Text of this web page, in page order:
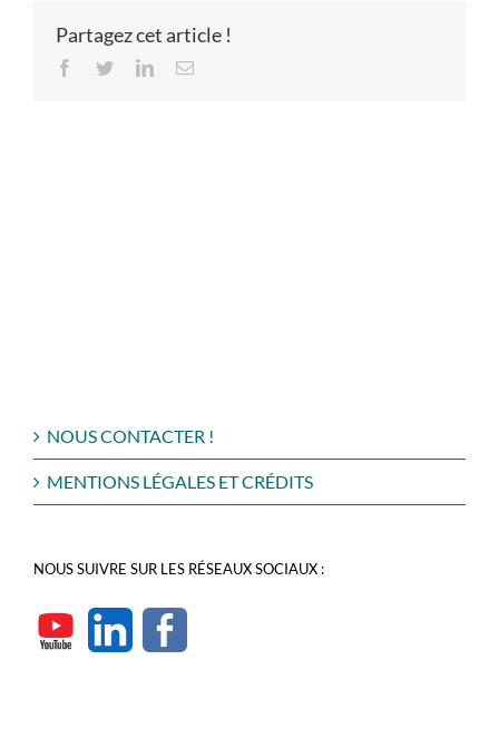
Partagez cet article !
Facebook
TwitterLinkedInEmail
NOUS CONTACTER !
MENTIONS LÉGALES ET CRÉDITS
NOUS SUIVRE SUR LES RÉSEAUX SOCIAUX :